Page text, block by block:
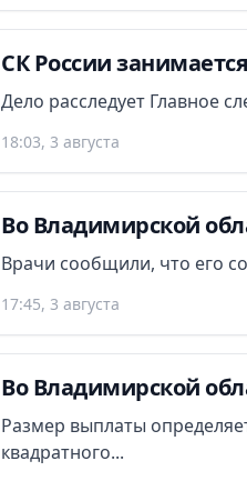
СК России
Дело расследует Главное
18:03, 3 августа
Во Владимирской
Врачи сообщили, что его
17:45, 3 августа
Во Владимирской
Размер выплаты
квадратного...